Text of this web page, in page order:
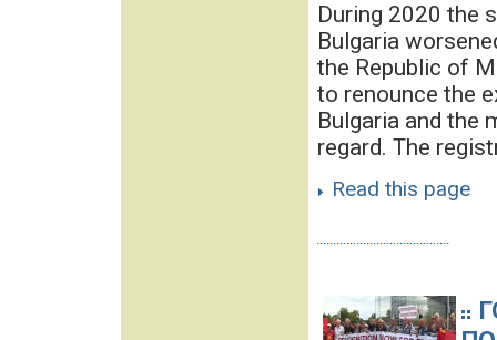
During 2020 the
Bulgaria
the Republic of
to renounce the
Bulgaria and the
regard. The
Read this page